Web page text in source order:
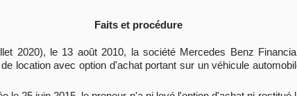
Faits et procédure
2020), le 13 août 2010, la société Mercedes Benz
location avec option d'achat portant sur un véhicule